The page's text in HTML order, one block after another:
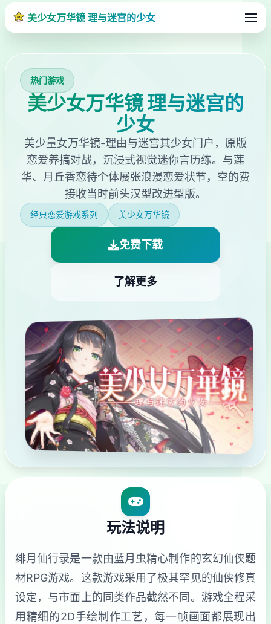
美少女万华镜 理与迷宫的少女
热门游戏
美少女万华镜 理与迷宫的
少女
美少量女万华镜-理由与迷宫其少女门户，原版
恋爱养搞对战，沉浸式视觉迷你言历练。与莲
华、月丘香恋待个体展张浪漫恋爱状节，空的费
接收当时前头汉型改进型版。
经典恋爱游戏系列 美少女万华镜
免费下载
了解更多
玩法说明
绯月仙行录是一款由蓝月虫精心制作的玄幻仙侠题
材RPG游戏。这款游戏采用了极其罕见的仙侠修真
设定，与市面上的同类作品截然不同。游戏全程采
用精细的2D手绘制作工艺，每一帧画面都展现出